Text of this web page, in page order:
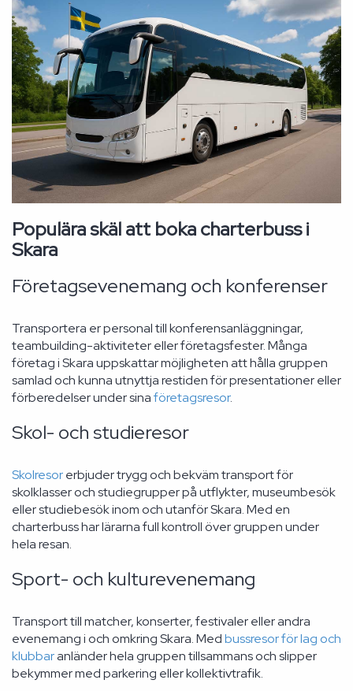
Populära skäl att boka charterbuss i
Skara
Företagsevenemang och konferenser
Transportera er personal till konferensanläggningar,
teambuilding-aktiviteter eller företagsfester. Många
företag i Skara uppskattar möjligheten att hålla gruppen
samlad och kunna utnyttja restiden för presentationer eller
förberedelser under sinaföretagsresor.
Skol- och studieresor
Skolresorerbjuder trygg och bekväm transport för
skolklasser och studiegrupper på utflykter, museumbesök
eller studiebesök inom och utanför Skara. Med en
charterbuss har lärarna full kontroll över gruppen under
hela resan.
Sport- och kulturevenemang
Transport till matcher, konserter, festivaler eller andra
evenemang i och omkring Skara. Medbussresor för lag och
klubbaranländer hela gruppen tillsammans och slipper
bekymmer med parkering eller kollektivtrafik.